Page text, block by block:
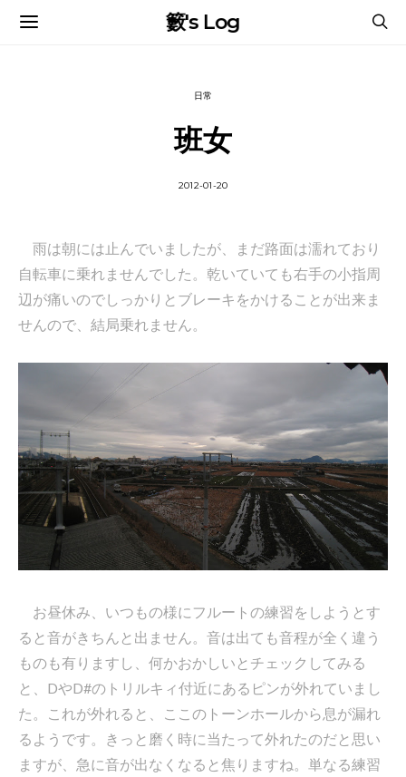
籔's Log
日常
班女
2012-01-20
雨は朝には止んでいましたが、まだ路面は濡れており
自転車に乗れませんでした。乾いていても右手の小指周
辺が痛いのでしっかりとブレーキをかけることが出来ま
せんので、結局乗れません。
お昼休み、いつもの様にフルートの練習をしようとす
ると音がきちんと出ません。音は出ても音程が全く違う
ものも有りますし、何かおかしいとチェックしてみる
と、DやD#のトリルキィ付近にあるピンが外れていまし
た。これが外れると、ここのトーンホールから息が漏れ
るようです。きっと磨く時に当たって外れたのだと思い
ますが、急に音が出なくなると焦りますね。単なる練習